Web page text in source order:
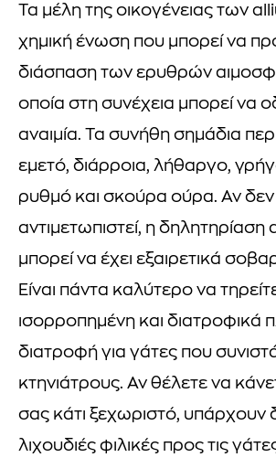
Τα μέλη της οικογένειας των
χημική ένωση που μπορεί να
διάσπαση των ερυθρών
οποία στη συνέχεια μπορεί να
αναιμία. Τα συνήθη σημάδια
εμετό, διάρροια, λήθαργο,
ρυθμό και σκούρα ούρα. Αν δεν
αντιμετωπιστεί, η δηλητηρίαση
μπορεί να έχει εξαιρετικά
Είναι πάντα καλύτερο να
ισορροπημένη και διατροφικά
διατροφή για γάτες που
κτηνιάτρους. Αν θέλετε να
σας κάτι ξεχωριστό, υπάρχουν
λιχουδιές φιλικές προς τις